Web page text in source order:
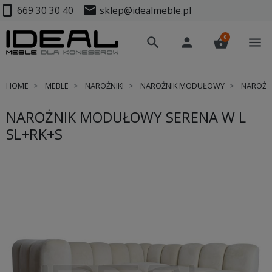
smartphone 669 30 30 40 mail sklep@idealmeble.pl
search person shopping_basket
0 menu
HOME MEBLE NAROŻNIKI NAROŻNIK MODUŁOWY
NAROŻNIK MODUŁOWY SERENA W L
SL+RK+S